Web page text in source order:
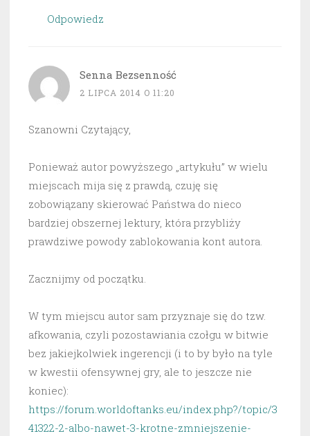
Odpowiedz
Senna Bezsenność
2 LIPCA 2014 O 11:20
Szanowni Czytający,
Ponieważ autor powyższego „artykułu” w wielu
miejscach mija się z prawdą, czuję się
zobowiązany skierować Państwa do nieco
bardziej obszernej lektury, która przybliży
prawdziwe powody zablokowania kont autora.
Zacznijmy od początku.
W tym miejscu autor sam przyznaje się do tzw.
afkowania, czyli pozostawiania czołgu w bitwie
bez jakiejkolwiek ingerencji (i to by było na tyle
w kwestii ofensywnej gry, ale to jeszcze nie
koniec):
https://forum.worldoftanks.eu/index.php?/topic/3
41322-2-albo-nawet-3-krotne-zmniejszenie-